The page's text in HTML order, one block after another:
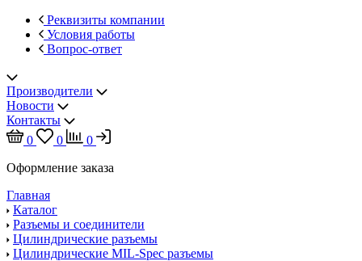
Реквизиты компании
Условия работы
Вопрос-ответ
Производители
Новости
Контакты
0
0
0
Оформление заказа
Главная
Каталог
Разъемы и соединители
Цилиндрические разъемы
Цилиндрические MIL-Spec разъемы